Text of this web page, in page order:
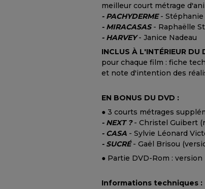
meilleur court métrage
- PACHYDERME -
- MIRACASAS- Raphaëlle
- HARVEY - Janice Nadeau
INCLUS À L'INTÉRIEUR DU
pour chaque film : fiche
et note d'intention des
EN BONUS DU DVD :
● 3 courts métrages
- NEXT ? - Christel Guibert
- CASA - Sylvie Léonard
- SUCRÉ- Gaël Brisou
● Partie DVD-Rom :
Informations techniques :